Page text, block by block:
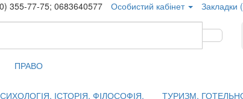
355-77-75; 0683640577 Особистий кабінет Закладки
ПРАВО
ІСТОРІЯ, ФІЛОСОФІЯ. ТУРИЗМ,